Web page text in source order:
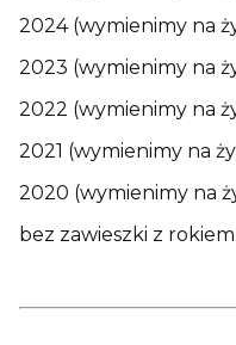
2024 (wymienimy na
2023 (wymienimy na
2022 (wymienimy na
2021 (wymienimy na
2020 (wymienimy na
bez zawieszki z